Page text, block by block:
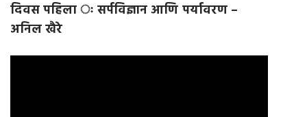
दिवस पहिला ः सर्पविज्ञान आणि पर्यावरण –
अनिल खैरे